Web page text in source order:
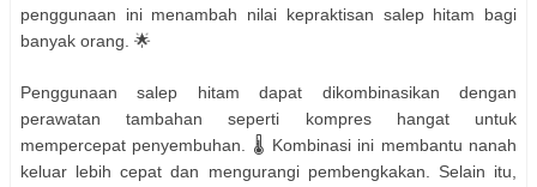
penggunaan ini menambah nilai kepraktisan salep hitam bagi
banyak orang. 🌟
Penggunaan salep hitam dapat dikombinasikan dengan
perawatan tambahan seperti kompres hangat untuk
mempercepat penyembuhan. 🌡️ Kombinasi ini membantu nanah
keluar lebih cepat dan mengurangi pembengkakan. Selain itu,